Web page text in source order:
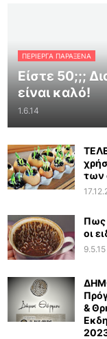
ΠΕΡΊΕΡΓΑ ΠΑΡΆΞΕΝΑ
Είστε 50;;;
είναι καλό!
1.6.14
των
Πως
οι
9.5.15
&